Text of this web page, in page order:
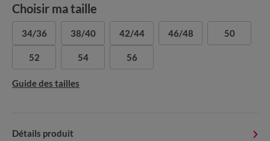
Choisir ma taille
34/36 38/40 42/44 46/48 50
52 54 56
Guide des tailles
Détails produit